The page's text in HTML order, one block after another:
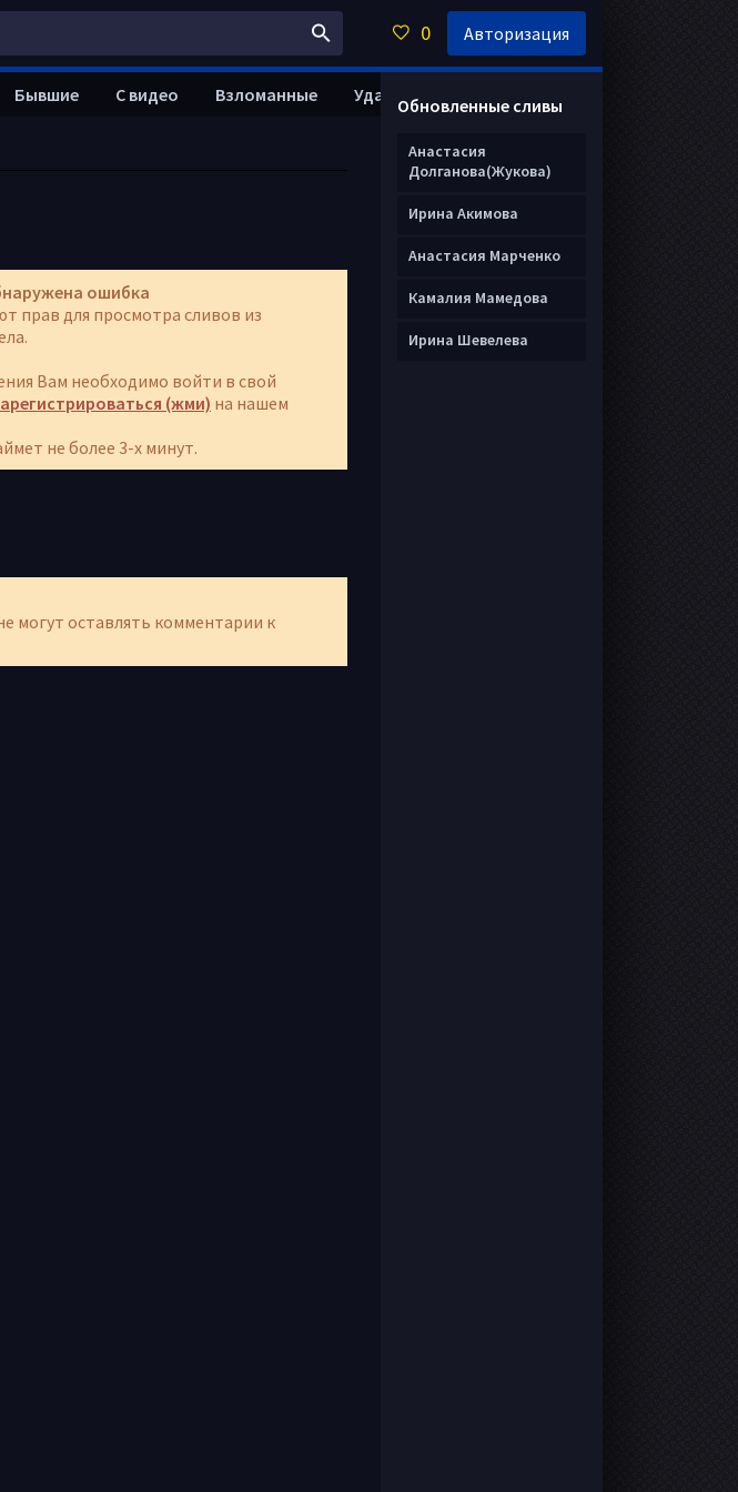
ошибка
прав для просмотра сливов из
Вам необходимо войти в свой
(жми) на нашем
не более 3-х минут.
могут оставлять комментарии к
Бывшие С видео Взломанные Удалить анкету
Обновленные сливы
Анастасия
Долганова(Жукова)
Ирина Акимова
Анастасия Марченко
Камалия Мамедова
Ирина Шевелева
0 Авторизация